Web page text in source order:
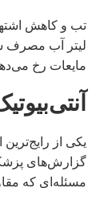
لیتر آب مصرف
مایعات رخ
یکی از
مسئله‌ای که